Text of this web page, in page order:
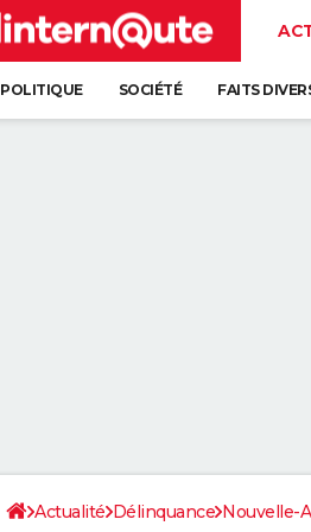
POLITIQUE SOCIÉTÉ FAITS
Actualité Délinquance Nouvelle-